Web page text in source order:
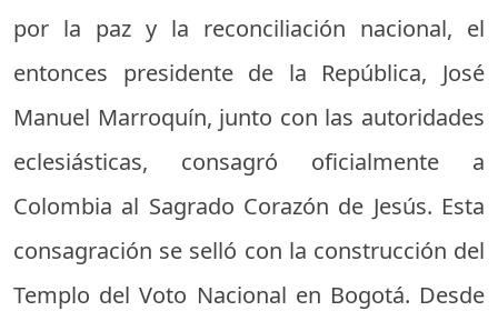
por la paz y la reconciliación nacional, el
entonces presidente de la República, José
Manuel Marroquín, junto con las autoridades
eclesiásticas, consagró oficialmente a
Colombia al Sagrado Corazón de Jesús. Esta
consagración se selló con la construcción del
Templo del Voto Nacional en Bogotá. Desde